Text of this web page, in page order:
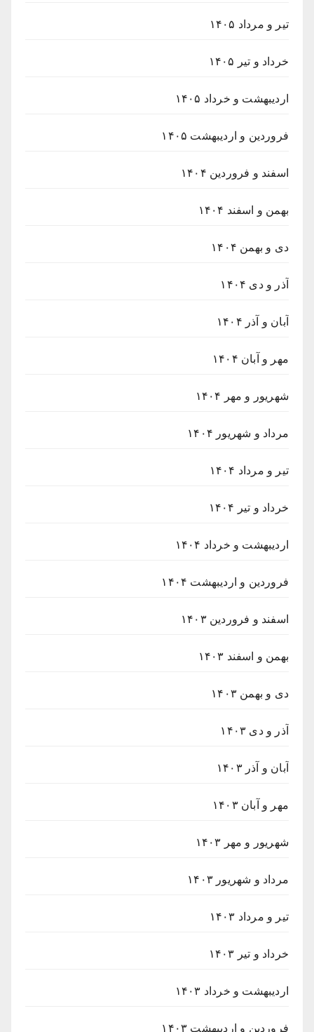
تیر و مرداد ۱۴۰۵
خرداد و تیر ۱۴۰۵
اردیبهشت و خرداد ۱۴۰۵
فروردین و اردیبهشت ۱۴۰۵
اسفند و فروردین ۱۴۰۴
بهمن و اسفند ۱۴۰۴
دی و بهمن ۱۴۰۴
آذر و دی ۱۴۰۴
آبان و آذر ۱۴۰۴
مهر و آبان ۱۴۰۴
شهریور و مهر ۱۴۰۴
مرداد و شهریور ۱۴۰۴
تیر و مرداد ۱۴۰۴
خرداد و تیر ۱۴۰۴
اردیبهشت و خرداد ۱۴۰۴
فروردین و اردیبهشت ۱۴۰۴
اسفند و فروردین ۱۴۰۳
بهمن و اسفند ۱۴۰۳
دی و بهمن ۱۴۰۳
آذر و دی ۱۴۰۳
آبان و آذر ۱۴۰۳
مهر و آبان ۱۴۰۳
شهریور و مهر ۱۴۰۳
مرداد و شهریور ۱۴۰۳
تیر و مرداد ۱۴۰۳
خرداد و تیر ۱۴۰۳
اردیبهشت و خرداد ۱۴۰۳
فروردین و اردیبهشت ۱۴۰۳